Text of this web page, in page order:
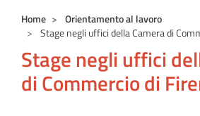
Home
Orientamento al lavoro
Stage negli uffici della Camera di
Stage negli uffici
di Commercio di